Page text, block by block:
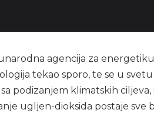
agencija za
tekao sporo, te se u
sa podizanjem klimatskih
ugljen-dioksida postaje sve